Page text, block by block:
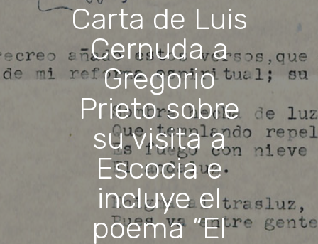
Carta de Luis
Cernuda a
Gregorio
Prieto sobre
su visita a
Escocia e
incluye el
poema “El